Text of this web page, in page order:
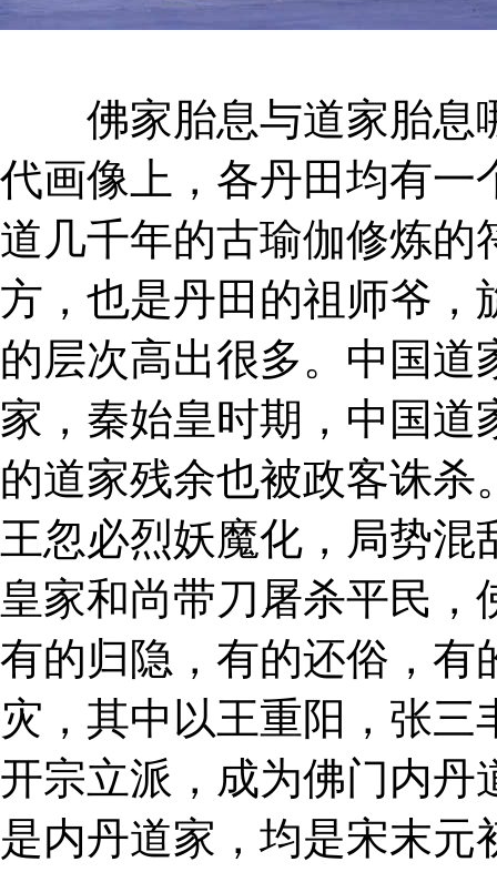
佛家胎息与道家胎息
代画像上，各丹田均有一
道几千年的古瑜伽修炼的
方，也是丹田的祖师爷，
的层次高出很多。中国
家，秦始皇时期，中国
的道家残余也被政客诛
王忽必烈妖魔化，局势
皇家和尚带刀屠杀平民
有的归隐，有的还俗，有
灾，其中以王重阳，张
开宗立派，成为佛门内丹
是内丹道家，均是宋末